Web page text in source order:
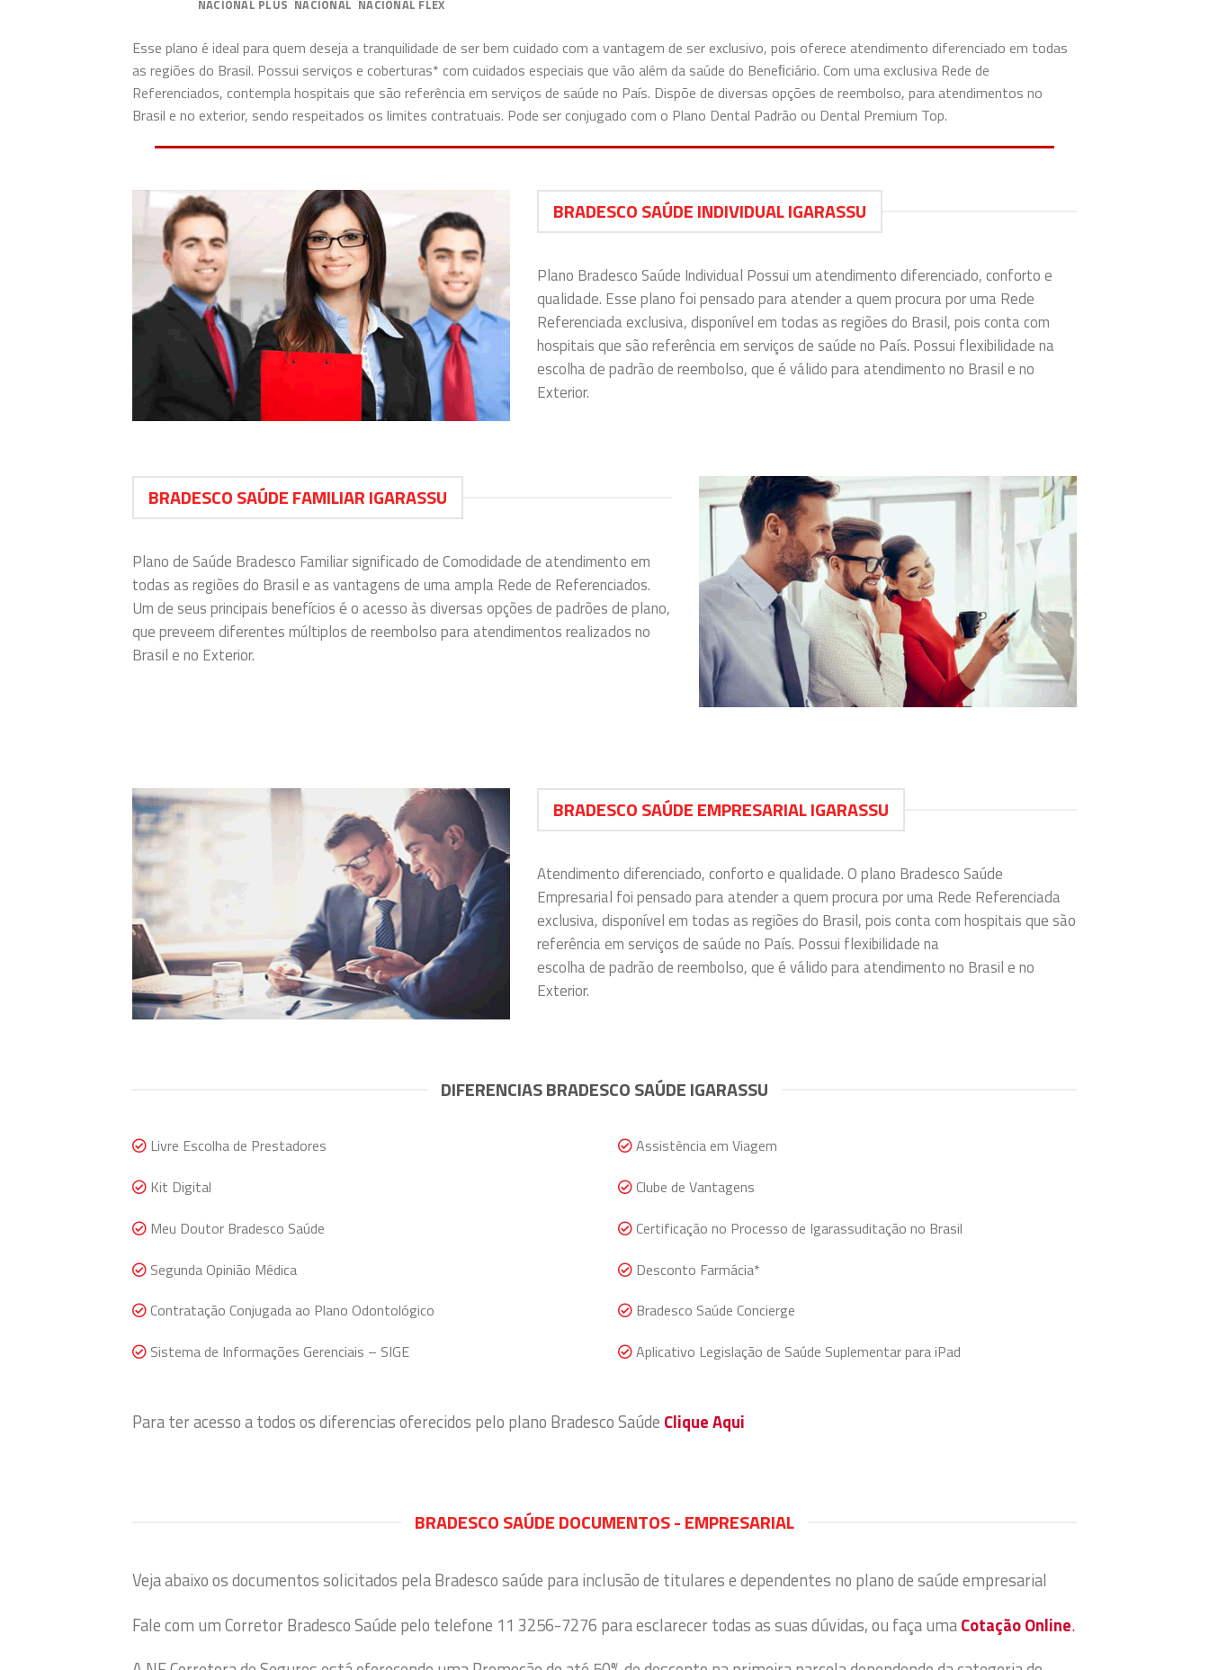
NACIONAL PLUS NACIONAL NACIONAL FLEX
Esse plano é ideal para quem deseja a tranquilidade de ser bem cuidado com a vantagem de ser exclusivo, pois oferece atendimento diferenciado em todas
as regiões do Brasil. Possui serviços e coberturas* com cuidados especiais que vão além da saúde do Beneﬁciário. Com uma exclusiva Rede de
Referenciados, contempla hospitais que são referência em serviços de saúde no País. Dispõe de diversas opções de reembolso, para atendimentos no
Brasil e no exterior, sendo respeitados os limites contratuais. Pode ser conjugado com o Plano Dental Padrão ou Dental Premium Top.
BRADESCO SAÚDE INDIVIDUAL IGARASSU
Plano Bradesco Saúde Individual Possui um atendimento diferenciado, conforto e
qualidade. Esse plano foi pensado para atender a quem procura por uma Rede
Referenciada exclusiva, disponível em todas as regiões do Brasil, pois conta com
hospitais que são referência em serviços de saúde no País. Possui flexibilidade na
escolha de padrão de reembolso, que é válido para atendimento no Brasil e no
Exterior.
BRADESCO SAÚDE FAMILIAR IGARASSU
Plano de Saúde Bradesco Familiar significado de Comodidade de atendimento em
todas as regiões do Brasil e as vantagens de uma ampla Rede de Referenciados.
Um de seus principais benefícios é o acesso às diversas opções de padrões de plano,
que preveem diferentes múltiplos de reembolso para atendimentos realizados no
Brasil e no Exterior.
BRADESCO SAÚDE EMPRESARIAL IGARASSU
Atendimento diferenciado, conforto e qualidade. O plano Bradesco Saúde
Empresarial foi pensado para atender a quem procura por uma Rede Referenciada
exclusiva, disponível em todas as regiões do Brasil, pois conta com hospitais que são
referência em serviços de saúde no País. Possui flexibilidade na
escolha de padrão de reembolso, que é válido para atendimento no Brasil e no
Exterior.
DIFERENCIAS BRADESCO SAÚDE IGARASSU
Livre Escolha de Prestadores
Kit Digital
Meu Doutor Bradesco Saúde
Segunda Opinião Médica
Contratação Conjugada ao Plano Odontológico
Sistema de Informações Gerenciais – SIGE
Assistência em Viagem
Clube de Vantagens
Certificação no Processo de Igarassuditação no Brasil
Desconto Farmácia*
Bradesco Saúde Concierge
Aplicativo Legislação de Saúde Suplementar para iPad
Para ter acesso a todos os diferencias oferecidos pelo plano Bradesco Saúde Clique Aqui
BRADESCO SAÚDE DOCUMENTOS - EMPRESARIAL
Veja abaixo os documentos solicitados pela Bradesco saúde para inclusão de titulares e dependentes no plano de saúde empresarial
Fale com um Corretor Bradesco Saúde pelo telefone 11 3256-7276 para esclarecer todas as suas dúvidas, ou faça umaCotação Online.